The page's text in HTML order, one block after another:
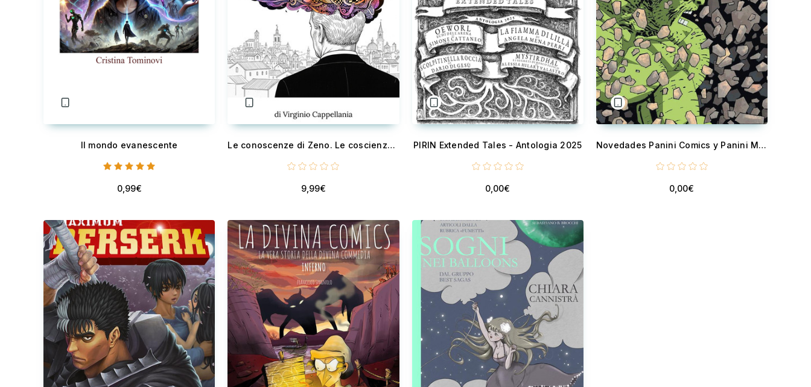
Il mondo evanescente
0,99€
Le conoscenze di Zeno. Le coscienze di...
9,99€
PIRIN Extended Tales - Antologia 2025
0,00€
Novedades Panini Comics y Panini Manga Octubre 2023
0,00€